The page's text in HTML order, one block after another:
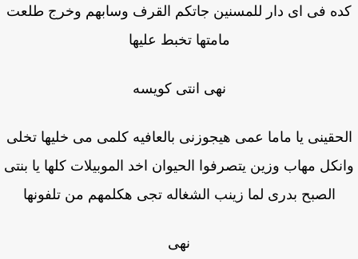
فى اى دار للمسنين جاتكم القرف وسابهم وخرج طلعت
مامتها تخبط عليها
نهى انتى كويسه
يا ماما عمى هيجوزنى بالعافيه كلمى مى خليها تخلى
مهاب وزين يتصرفوا الحيوان اخد الموبيلات كلها يا بنتى
الصبح بدرى لما زينب الشغاله تجى هكلمهم من تلفونها
نهى